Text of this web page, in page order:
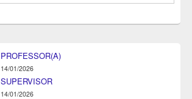
PROFESSOR(A)
14/01/2026
SUPERVISOR
14/01/2026